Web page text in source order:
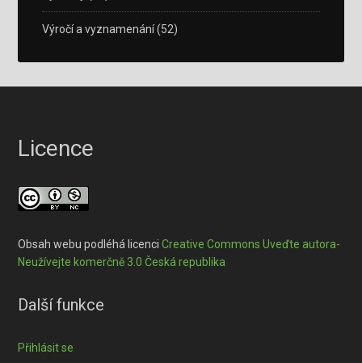
Výročí a vyznamenání(52)
Licence
Obsah webu podléhá licenciCreative Commons Uveďte autora-
Neužívejte komerčně 3.0 Česká republika
Další funkce
Přihlásit se